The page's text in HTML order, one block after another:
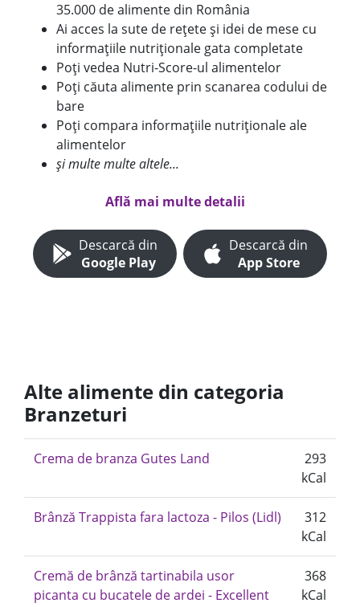
35.000 de alimente din România
Ai acces la sute de rețete și idei de mese cu
informațiile nutriționale gata completate
Poți vedea Nutri-Score-ul alimentelor
Poți căuta alimente prin scanarea codului de
bare
Poți compara informațiile nutriționale ale
alimentelor
și multe multe altele...
Află mai multe detalii
Descarcă din
Google Play
Descarcă din
App Store
Alte alimente din categoria
Branzeturi
Crema de branza Gutes Land
293
kCal
Brânză Trappista fara lactoza - Pilos (Lidl)
312
kCal
Cremă de brânză tartinabila usor
picanta cu bucatele de ardei - Excellent
368
kCal